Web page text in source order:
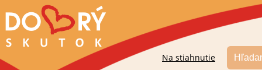
Na stiahnutie